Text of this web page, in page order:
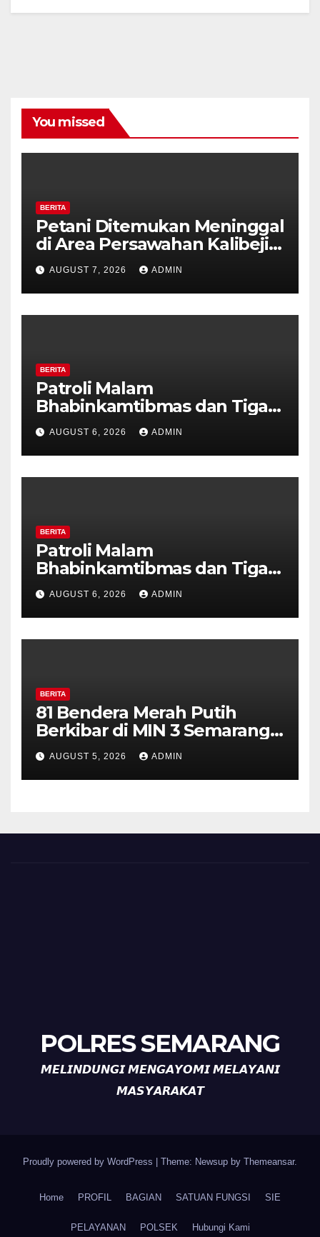
You missed
BERITA
Petani Ditemukan Meninggal
di Area Persawahan Kalibeji,
Polisi Pastikan Tidak Ada
Tanda Kekerasan
AUGUST 7, 2026 ADMIN
BERITA
Patroli Malam
Bhabinkamtibmas dan Tiga
Pilar Kelurahan Ungaran
Perkuat Kamtibmas, Warga
Diajak Aktifkan Ronda
AUGUST 6, 2026 ADMIN
BERITA
Patroli Malam
Bhabinkamtibmas dan Tiga
Pilar Kelurahan Ungaran
Perkuat Kamtibmas, Warga
Diajak Aktifkan Ronda
AUGUST 6, 2026 ADMIN
BERITA
81 Bendera Merah Putih
Berkibar di MIN 3 Semarang,
Bhabinkamtibmas Desa
Timpik Hadiri Peringatan
HUT ke-81 Kemerdekaan RI
AUGUST 5, 2026 ADMIN
POLRES SEMARANG
𝙈𝙀𝙇𝙄𝙉𝘿𝙐𝙉𝙂𝙄 𝙈𝙀𝙉𝙂𝘼𝙔𝙊𝙈𝙄 𝙈𝙀𝙇𝘼𝙔𝘼𝙉𝙄
𝙈𝘼𝙎𝙔𝘼𝙍𝘼𝙆𝘼𝙏
Proudly powered by WordPress Theme: Newsup by Themeansar.
Home PROFIL BAGIAN SATUAN FUNGSI SIE
PELAYANAN POLSEK Hubungi Kami